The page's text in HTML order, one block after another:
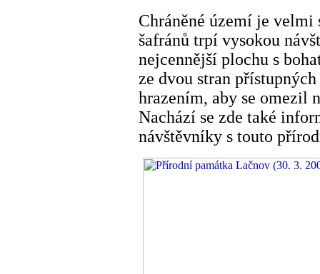
Chráněné území je velmi
šafránů trpí vysokou
nejcennější plochu s
ze dvou stran
hrazením, aby se omezil
Nachází se zde také
návštěvníky s touto